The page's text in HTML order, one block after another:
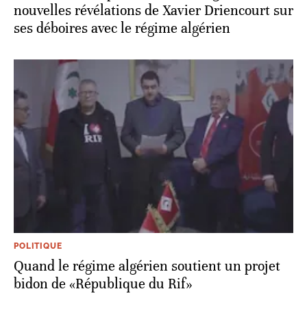
nouvelles révélations de Xavier Driencourt sur
ses déboires avec le régime algérien
POLITIQUE
Quand le régime algérien soutient un projet
bidon de «République du Rif»